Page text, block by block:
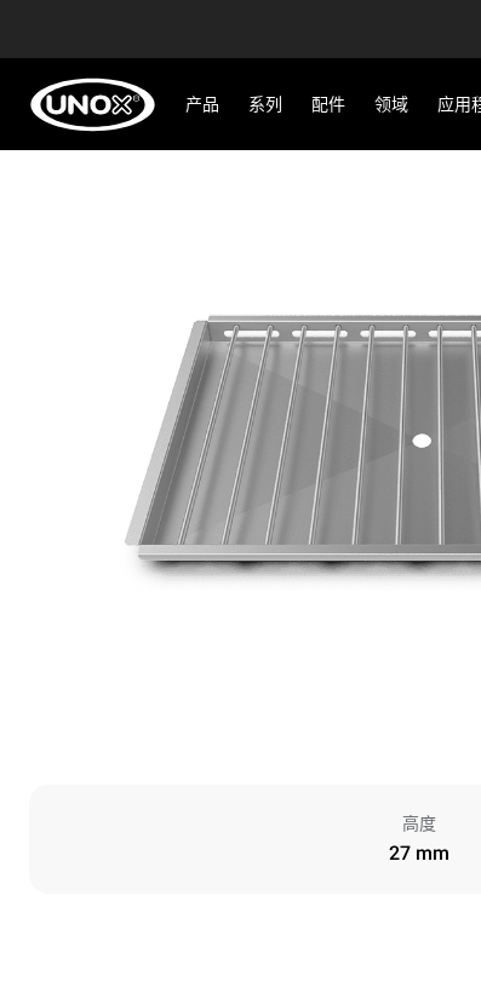
产品 系列 配件 领域 应用
高度
27 mm